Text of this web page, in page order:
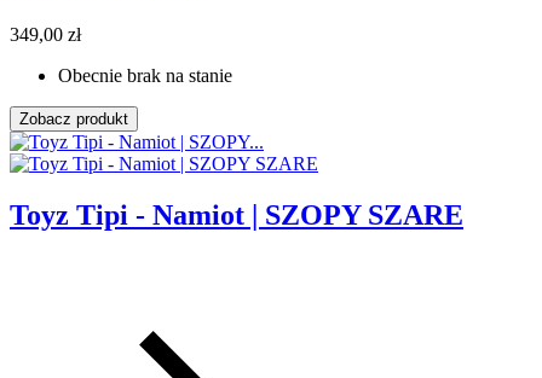
349,00 zł
Obecnie brak na stanie
Zobacz produkt
Toyz Tipi - Namiot | SZOPY SZARE